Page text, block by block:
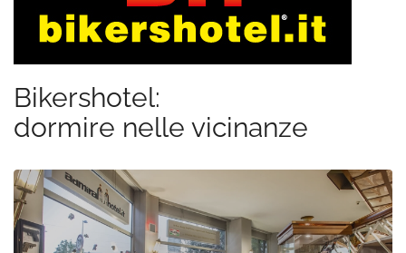
Bikershotel:
dormire nelle vicinanze